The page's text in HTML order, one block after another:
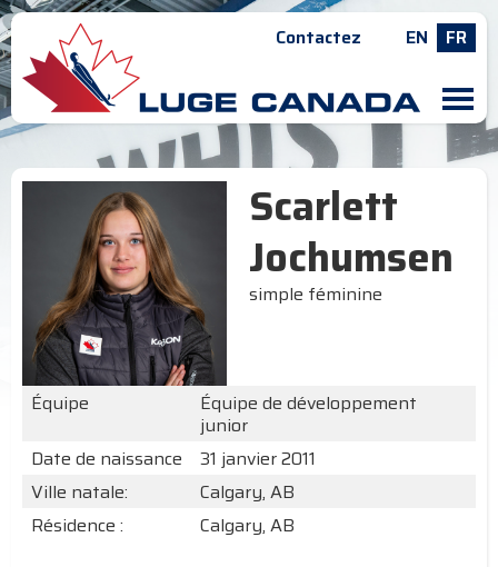
Contactez EN FR
M
Scarlett
Jochumsen
simple féminine
Équipe
Équipe de développement
junior
Date de naissance
31 janvier 2011
Ville natale:
Calgary, AB
Résidence :
Calgary, AB